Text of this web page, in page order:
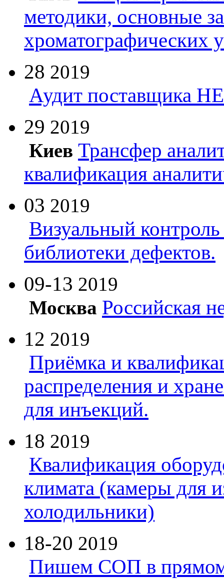
методики, основные
28 2019
Аудит поставщика
29 2019
Киев Трансфер
квалификация
03 2019
Визуальный контроль
библиотеки дефектов.
09-13 2019
Москва Российская
12 2019
Приёмка и
распределения и
для инъекций.
18 2019
Квалификация
климата (камеры для
холодильники)
18-20 2019
Пишем СОП в